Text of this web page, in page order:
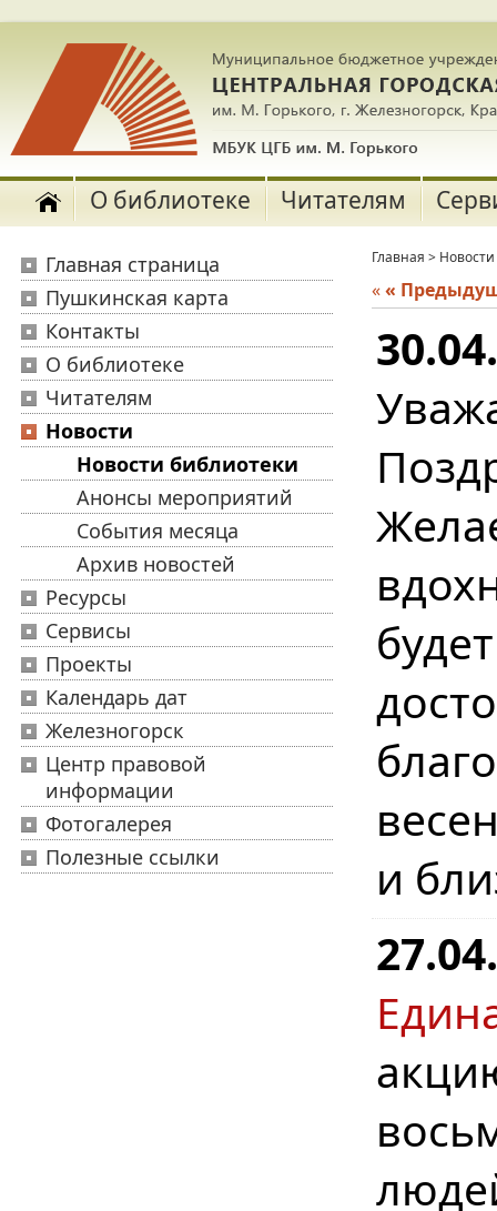
О библиотеке Читателям
Главная страница
Пушкинская карта
Контакты
О библиотеке
Читателям
Новости
Новости библиотеки
Анонсы мероприятий
События месяца
Архив новостей
Ресурсы
Сервисы
Проекты
Календарь дат
Железногорск
Центр правовой
информации
Фотогалерея
Полезные ссылки
Главная > Новости
««
и